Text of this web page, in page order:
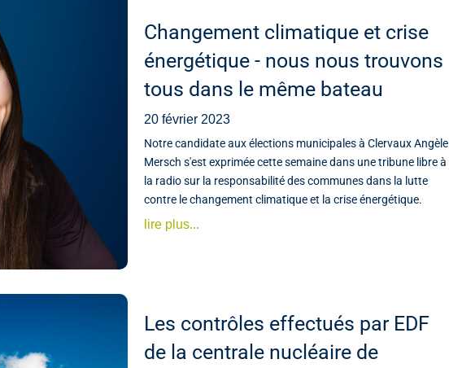
Changement climatique et crise
énergétique - nous nous trouvons
tous dans le même bateau
20 février 2023
Notre candidate aux élections municipales à Clervaux Angèle
Mersch s'est exprimée cette semaine dans une tribune libre à
la radio sur la responsabilité des communes dans la lutte
contre le changement climatique et la crise énergétique.
lire plus...
Les contrôles effectués par EDF
de la centrale nucléaire de